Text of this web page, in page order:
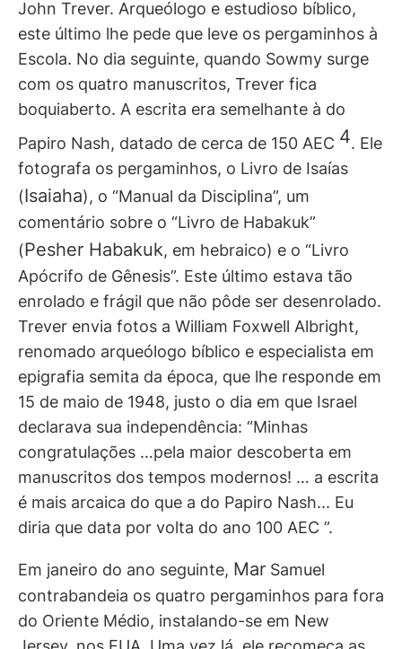
John Trever. Arqueólogo e estudioso bíblico,
este último lhe pede que leve os pergaminhos à
Escola. No dia seguinte, quando Sowmy surge
com os quatro manuscritos, Trever fica
boquiaberto. A escrita era semelhante à do
Papiro Nash, datado de cerca de 150 AEC 4. Ele
fotografa os pergaminhos, o Livro de Isaías
(Isaiaha), o “Manual da Disciplina”, um
comentário sobre o “Livro de Habakuk”
(Pesher Habakuk, em hebraico) e o “Livro
Apócrifo de Gênesis”. Este último estava tão
enrolado e frágil que não pôde ser desenrolado.
Trever envia fotos a William Foxwell Albright,
renomado arqueólogo bíblico e especialista em
epigrafia semita da época, que lhe responde em
15 de maio de 1948, justo o dia em que Israel
declarava sua independência: “Minhas
congratulações …pela maior descoberta em
manuscritos dos tempos modernos! … a escrita
é mais arcaica do que a do Papiro Nash... Eu
diria que data por volta do ano 100 AEC ”.
Em janeiro do ano seguinte, Mar Samuel
contrabandeia os quatro pergaminhos para fora
do Oriente Médio, instalando-se em New